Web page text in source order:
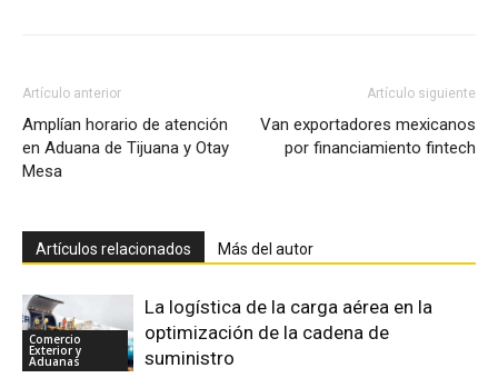
Artículo anterior
Amplían horario de atención
en Aduana de Tijuana y Otay
Mesa
Artículo siguiente
Van exportadores mexicanos
por financiamiento fintech
Artículos relacionados Más del autor
Comercio
Exterior y
Aduanas
La logística de la carga aérea en la
optimización de la cadena de
suministro